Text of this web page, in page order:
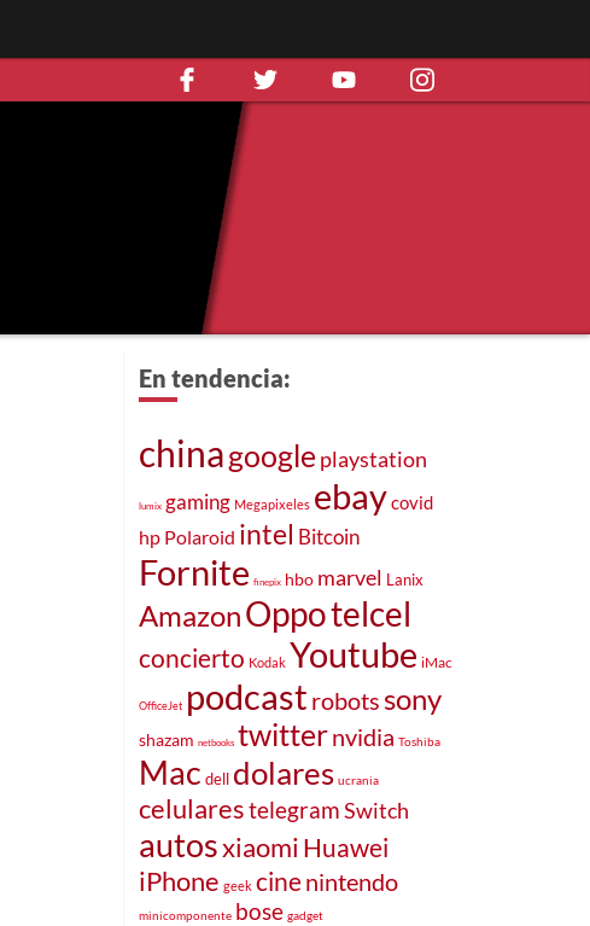
En tendencia:
chinagoogle playstation
lumix gaming Megapixeles ebaycovid
hp Polaroid intel Bitcoin
Fornite finepix hbo marvel Lanix
AmazonOppotelcel
concierto Kodak Youtube iMac
OfficeJet podcast robots sony
shazam netbooks twitternvidia Toshiba
Mac dell dolares ucrania
celularestelegramSwitch
autosxiaomi Huawei
iPhone geek cinenintendo
minicomponente bose gadget